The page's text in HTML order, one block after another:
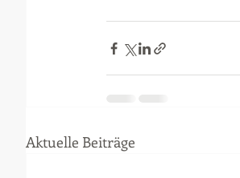
Aktuelle Beiträge